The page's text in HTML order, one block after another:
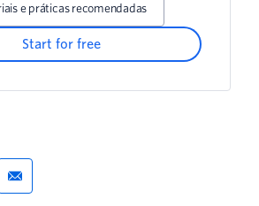
e práticas recomendadas
Start for free